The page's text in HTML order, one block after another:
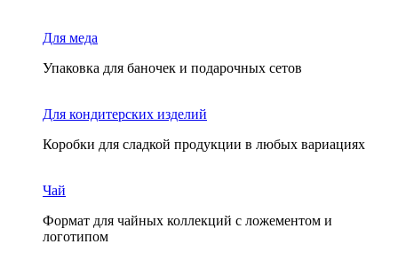
Для меда
Упаковка для баночек и подарочных сетов
Для кондитерских изделий
Коробки для сладкой продукции в любых вариациях
Чай
Формат для чайных коллекций с ложементом и
логотипом